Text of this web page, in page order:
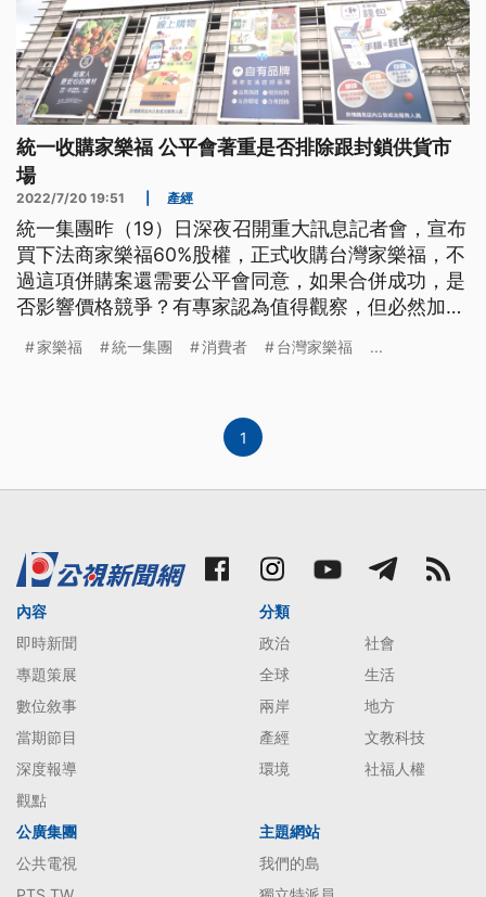
統一收購家樂福 公平會著重是否排除跟封鎖供貨市
場
2022/7/20 19:51 產經
統一集團昨（19）日深夜召開重大訊息記者會，宣布
買下法商家樂福60%股權，正式收購台灣家樂福，不
過這項併購案還需要公平會同意，如果合併成功，是
否影響價格競爭？有專家認為值得觀察，但必然加大
家樂福 統一集團 消費者 台灣家樂福 ...
1
內容
即時新聞
專題策展
數位敘事
當期節目
深度報導
觀點
分類
政治
社會
全球
生活
兩岸
地方
產經
文教科技
環境
社福人權
公廣集團
公共電視
主題網站
我們的島